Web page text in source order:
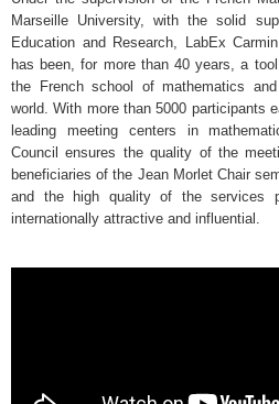
Marseille University, with the solid
Education and Research, LabEx
has been, for more than 40 years, a
the French school of mathematics
world. With more than 5000 participants
leading meeting centers in
Council ensures the quality of the
beneficiaries of the Jean Morlet Chair
and the high quality of the services
internationally attractive and influential.